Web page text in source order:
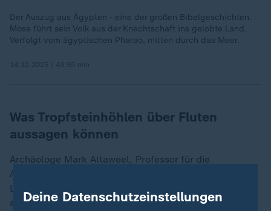
Der Auszug aus Ägypten - eine der großen Bibelgeschichten.
Mose führt sein Volk aus der Knechtschaft ins gelobte Land.
Verfolgt vom ägyptischen Pharao, mitten durch das Meer.
Was Tropfsteinhöhlen über Fluten
aussagen können
Archäologe Mark Altaweel, Professor für die
Archäologie des Nahen Ostens am University College
London, verfolgt einen anderen Forschungsansatz. Er
analysiert die chemische Beschaffenheit von
Deine Datenschutzeinstellungen